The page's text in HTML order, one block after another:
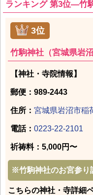
ランキング 第3位―竹
3位
竹駒神社（宮城県岩沼
【神社・寺院情報】
郵便：989-2443
住所： 宮城県岩沼市稲
電話： 0223-22-2101
祈祷料：5,000円〜
※竹駒神社のお宮参り
こちらの神社・寺詳細